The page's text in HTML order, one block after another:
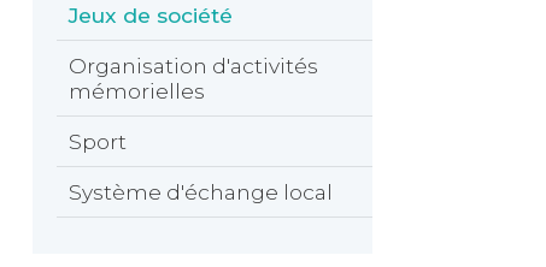
Jeux de société
Organisation d'activités
mémorielles
Sport
Système d'échange local